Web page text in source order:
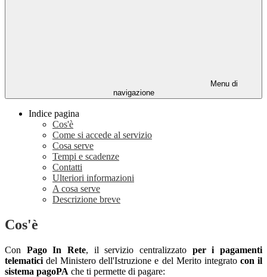
Menu di
navigazione
Indice pagina
Cos'è
Come si accede al servizio
Cosa serve
Tempi e scadenze
Contatti
Ulteriori informazioni
A cosa serve
Descrizione breve
Cos'è
Con Pago In Rete, il servizio centralizzato per i pagamenti
telematici del Ministero dell'Istruzione e del Merito integrato con il
sistema pagoPA che ti permette di pagare: